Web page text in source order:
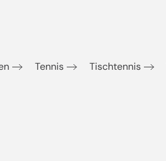
Tennis Tischtennis